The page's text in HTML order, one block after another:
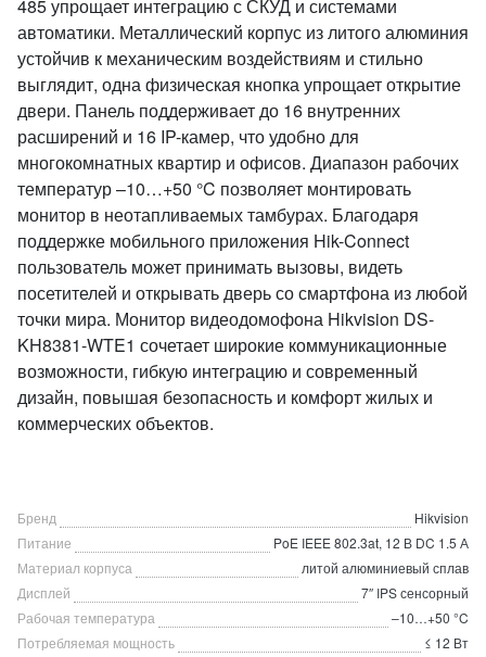
485 упрощает интеграцию с СКУД и системами
автоматики. Металлический корпус из литого алюминия
устойчив к механическим воздействиям и стильно
выглядит, одна физическая кнопка упрощает открытие
двери. Панель поддерживает до 16 внутренних
расширений и 16 IP-камер, что удобно для
многокомнатных квартир и офисов. Диапазон рабочих
температур –10…+50 °C позволяет монтировать
монитор в неотапливаемых тамбурах. Благодаря
поддержке мобильного приложения Hik-Connect
пользователь может принимать вызовы, видеть
посетителей и открывать дверь со смартфона из любой
точки мира. Монитор видеодомофона Hikvision DS-
KH8381-WTE1 сочетает широкие коммуникационные
возможности, гибкую интеграцию и современный
дизайн, повышая безопасность и комфорт жилых и
коммерческих объектов.
Бренд
Hikvision
Питание
PoE IEEE 802.3at, 12 В DC 1.5 А
Материал корпуса
литой алюминиевый сплав
Дисплей
7″ IPS сенсорный
Рабочая температура
–10…+50 °C
Потребляемая мощность
≤ 12 Вт